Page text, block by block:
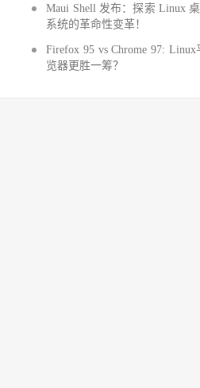
Maui Shell 发布：探索 Linux
系统的革命性变革！
Firefox 95 vs Chrome 97:
览器更胜一筹？